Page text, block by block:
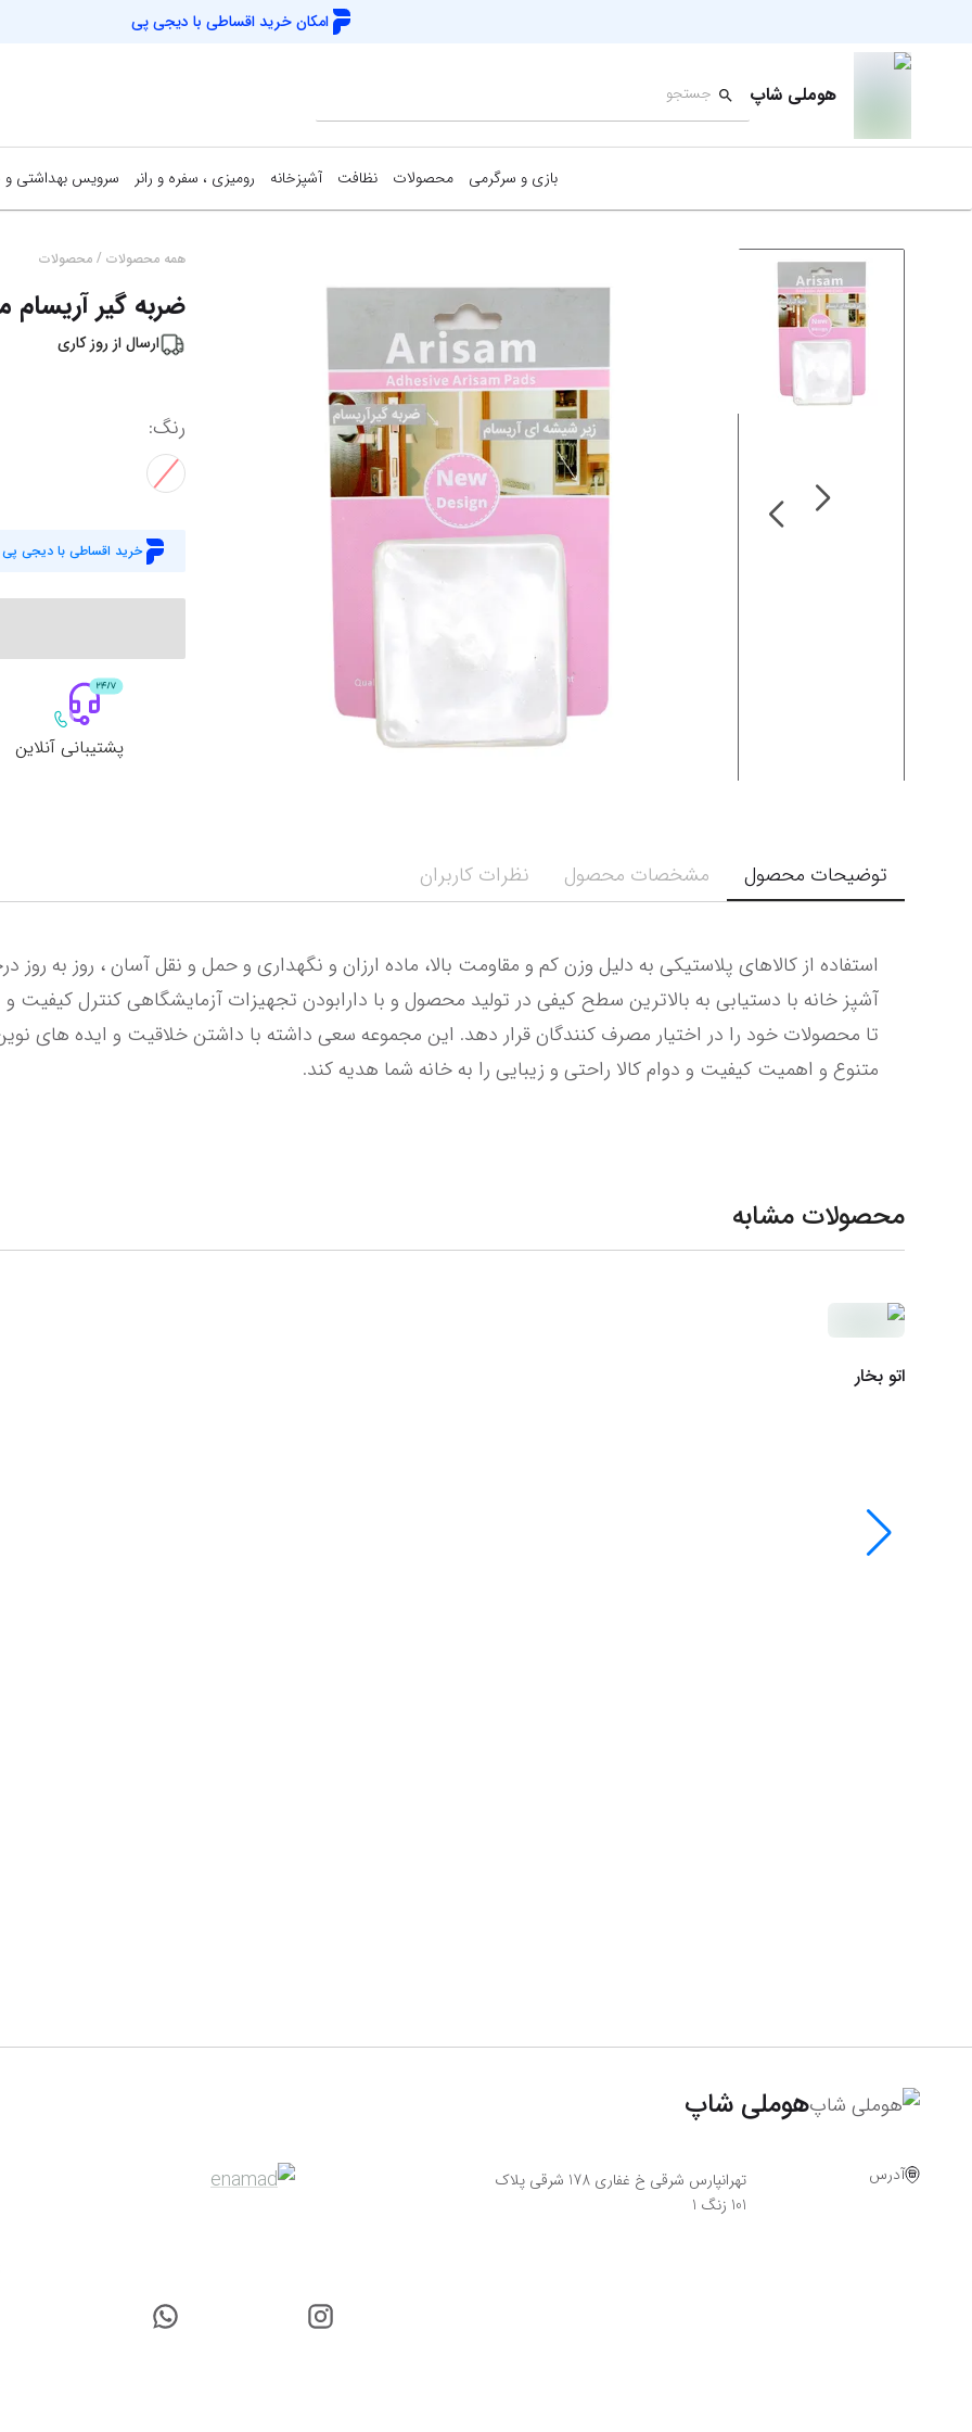
امکان خرید اقساطی با دیجی پی
هوملی شاپ
بازی و سرگرمی محصولات نظافت آشپزخانه رومیزی ، سفره و رانر سرویس بهداشتی و
همه محصولات / محصولات
ضربه گیر آریسام
ارسال از روز کاری
رنگ:
خرید اقساطی با دیجی پی
پشتیبانی آنلاین
توضیحات محصول مشخصات محصول نظرات کاربران
متنوع و اهمیت کیفیت و دوام کالا راحتی و زیبایی را به خانه شما هدیه کند.
محصولات مشابه
اتو بخار
هوملی شاپ
آدرس
تهرانپارس شرقی خ غفاری 178 شرقی پلاک
101 زنگ 1